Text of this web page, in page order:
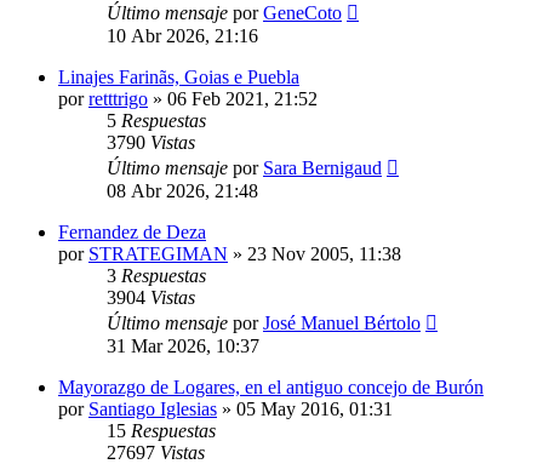
Último mensaje porGeneCoto
10 Abr 2026, 21:16
Linajes Farinãs, Goias e Puebla
porretttrigo » 06 Feb 2021, 21:52
5 Respuestas
3790 Vistas
Último mensaje por Sara Bernigaud
08 Abr 2026, 21:48
Fernandez de Deza
por STRATEGIMAN » 23 Nov 2005, 11:38
3 Respuestas
3904 Vistas
Último mensaje porJosé Manuel Bértolo
31 Mar 2026, 10:37
Mayorazgo de Logares, en el antiguo concejo de Burón
por Santiago Iglesias » 05 May 2016, 01:31
15 Respuestas
27697 Vistas